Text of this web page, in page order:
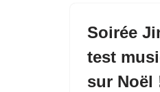
Soirée
test
sur Noël